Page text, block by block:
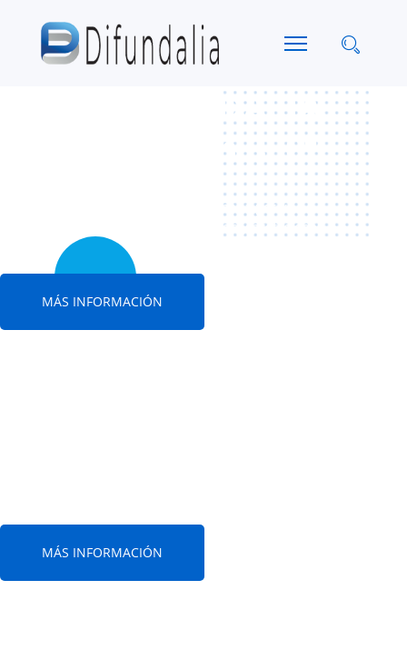
Grupo DIFUNDALIA
Comunicación 360º
Agencia de comunicación global formada por un
equipo humano creativo, especializado y profesional
MÁS INFORMACIÓN
MÁS INFORMACIÓN